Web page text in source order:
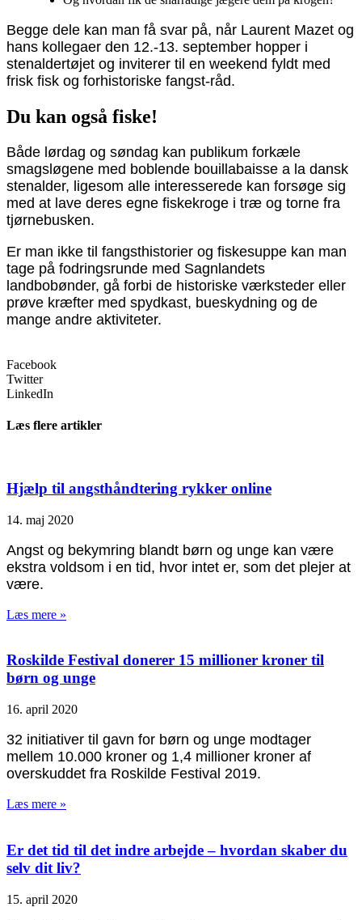
Begge dele kan man få svar på, når Laurent Mazet og
hans kollegaer den 12.-13. september hopper i
stenaldertøjet og inviterer til en weekend fyldt med
frisk fisk og forhistoriske fangst-råd.
Du kan også fiske!
Både lørdag og søndag kan publikum forkæle
smagsløgene med boblende bouillabaisse a la dansk
stenalder, ligesom alle interesserede kan forsøge sig
med at lave deres egne fiskekroge i træ og torne fra
tjørnebusken.
Er man ikke til fangsthistorier og fiskesuppe kan man
tage på fodringsrunde med Sagnlandets
landbobønder, gå forbi de historiske værksteder eller
prøve kræfter med spydkast, bueskydning og de
mange andre aktiviteter.
Facebook
Twitter
LinkedIn
Læs flere artikler
Hjælp til angsthåndtering rykker online
14. maj 2020
Angst og bekymring blandt børn og unge kan være
ekstra voldsom i en tid, hvor intet er, som det plejer at
være.
Læs mere »
Roskilde Festival donerer 15 millioner kroner til
børn og unge
16. april 2020
32 initiativer til gavn for børn og unge modtager
mellem 10.000 kroner og 1,4 millioner kroner af
overskuddet fra Roskilde Festival 2019.
Læs mere »
Er det tid til det indre arbejde – hvordan skaber du
selv dit liv?
15. april 2020